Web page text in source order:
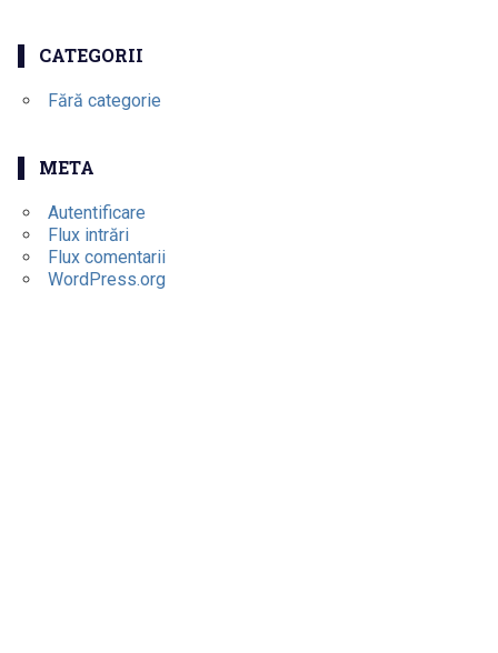
CATEGORII
Fără categorie
META
Autentificare
Flux intrări
Flux comentarii
WordPress.org